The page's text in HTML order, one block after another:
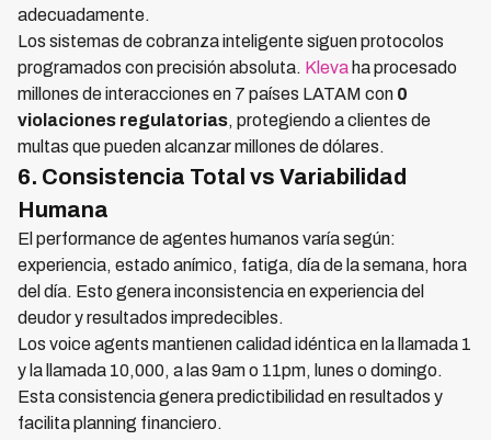
adecuadamente.
Los sistemas de cobranza inteligente siguen protocolos
programados con precisión absoluta. Kleva ha procesado
millones de interacciones en 7 países LATAM con 0
violaciones regulatorias, protegiendo a clientes de
multas que pueden alcanzar millones de dólares.
6. Consistencia Total vs Variabilidad
Humana
El performance de agentes humanos varía según:
experiencia, estado anímico, fatiga, día de la semana, hora
del día. Esto genera inconsistencia en experiencia del
deudor y resultados impredecibles.
Los voice agents mantienen calidad idéntica en la llamada 1
y la llamada 10,000, a las 9am o 11pm, lunes o domingo.
Esta consistencia genera predictibilidad en resultados y
facilita planning financiero.